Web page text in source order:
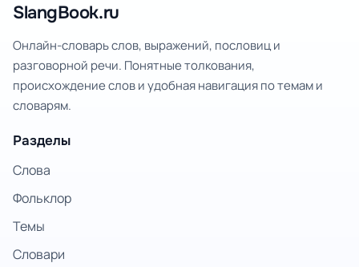
SlangBook.ru
Онлайн-словарь слов, выражений, пословиц и
разговорной речи. Понятные толкования,
происхождение слов и удобная навигация по темам и
словарям.
Разделы
Слова
Фольклор
Темы
Словари